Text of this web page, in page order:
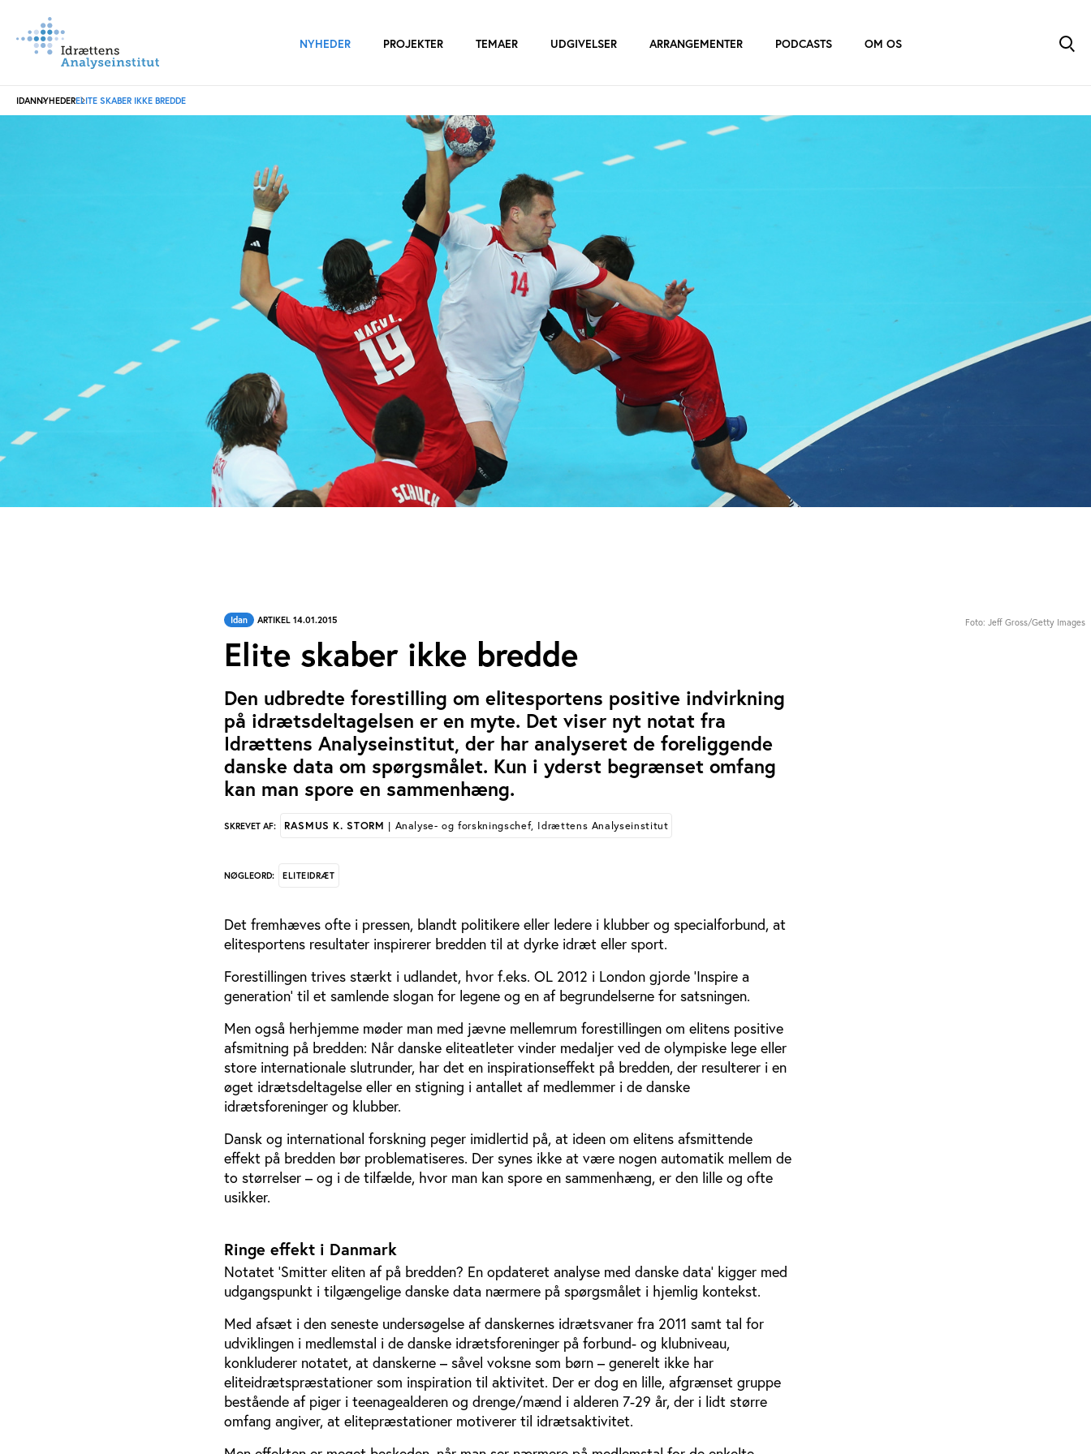
NYHEDER PROJEKTER TEMAER UDGIVELSER ARRANGEMENTER PODCASTS OM OS
IDANNYHEDERELITE SKABER IKKE BREDDE
Foto: Jeff Gross/Getty Images
Idan ARTIKEL 14.01.2015
Elite skaber ikke bredde
Den udbredte forestilling om elitesportens positive indvirkning
på idrætsdeltagelsen er en myte. Det viser nyt notat fra
Idrættens Analyseinstitut, der har analyseret de foreliggende
danske data om spørgsmålet. Kun i yderst begrænset omfang
kan man spore en sammenhæng.
SKREVET AF: RASMUS K. STORM | Analyse- og forskningschef, Idrættens Analyseinstitut
NØGLEORD: ELITEIDRÆT
Det fremhæves ofte i pressen, blandt politikere eller ledere i klubber og specialforbund, at
elitesportens resultater inspirerer bredden til at dyrke idræt eller sport.
Forestillingen trives stærkt i udlandet, hvor f.eks. OL 2012 i London gjorde ’Inspire a
generation’ til et samlende slogan for legene og en af begrundelserne for satsningen.
Men også herhjemme møder man med jævne mellemrum forestillingen om elitens positive
afsmitning på bredden: Når danske eliteatleter vinder medaljer ved de olympiske lege eller
store internationale slutrunder, har det en inspirationseffekt på bredden, der resulterer i en
øget idrætsdeltagelse eller en stigning i antallet af medlemmer i de danske
idrætsforeninger og klubber.
Dansk og international forskning peger imidlertid på, at ideen om elitens afsmittende
effekt på bredden bør problematiseres. Der synes ikke at være nogen automatik mellem de
to størrelser – og i de tilfælde, hvor man kan spore en sammenhæng, er den lille og ofte
usikker.
Ringe effekt i Danmark
Notatet ’Smitter eliten af på bredden? En opdateret analyse med danske data’ kigger med
udgangspunkt i tilgængelige danske data nærmere på spørgsmålet i hjemlig kontekst.
Med afsæt i den seneste undersøgelse af danskernes idrætsvaner fra 2011 samt tal for
udviklingen i medlemstal i de danske idrætsforeninger på forbund- og klubniveau,
konkluderer notatet, at danskerne – såvel voksne som børn – generelt ikke har
eliteidrætspræstationer som inspiration til aktivitet. Der er dog en lille, afgrænset gruppe
bestående af piger i teenagealderen og drenge/mænd i alderen 7-29 år, der i lidt større
omfang angiver, at elitepræstationer motiverer til idrætsaktivitet.